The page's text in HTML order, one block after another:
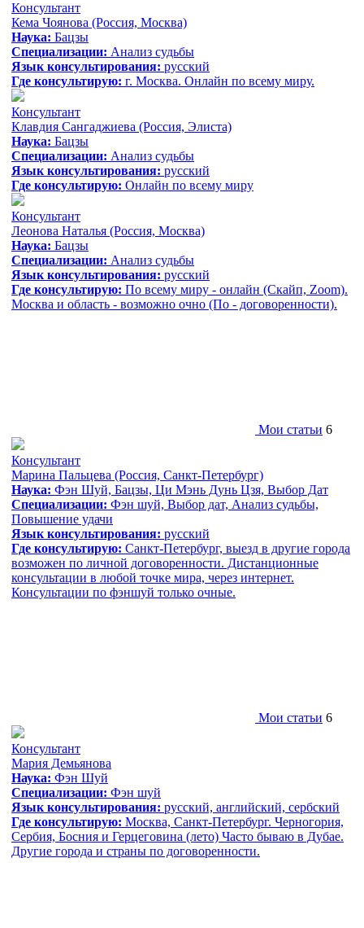
Консультант
Кема Чоянова (Россия, Москва)
Наука: Бацзы
Специализации: Анализ судьбы
Язык консультирования: русский
Где консультирую: г. Москва. Онлайн по всему миру.
Консультант
Клавдия Сангаджиева (Россия, Элиста)
Наука: Бацзы
Специализации: Анализ судьбы
Язык консультирования: русский
Где консультирую: Онлайн по всему миру
Консультант
Леонова Наталья (Россия, Москва)
Наука: Бацзы
Специализации: Анализ судьбы
Язык консультирования: русский
Где консультирую: По всему миру - онлайн (Скайп, Zoom).
Москва и область - возможно очно (По - договоренности).
Мои статьи 6
Консультант
Марина Пальцева (Россия, Санкт-Петербург)
Наука: Фэн Шуй, Бацзы, Ци Мэнь Дунь Цзя, Выбор Дат
Специализации: Фэн шуй, Выбор дат, Анализ судьбы,
Повышение удачи
Язык консультирования: русский
Где консультирую: Санкт-Петербург, выезд в другие города
возможен по личной договоренности. Дистанционные
консультации в любой точке мира, через интернет.
Консультации по фэншуй только очные.
Мои статьи 6
Консультант
Мария Демьянова
Наука: Фэн Шуй
Специализации: Фэн шуй
Язык консультирования: русский, aнглийский, сербский
Где консультирую: Москва, Санкт-Петербург. Черногория,
Сербия, Босния и Герцеговина (лето) Часто бываю в Дубае.
Другие города и страны по договоренности.